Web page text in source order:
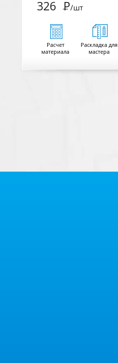
326 Р/шт
Расчет
материала
Раскладка для
мастера